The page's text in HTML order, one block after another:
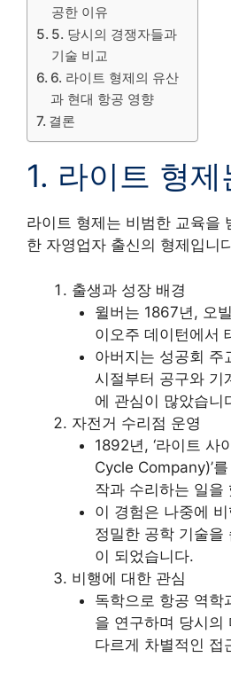
공한 이유
5. 당시의 경쟁자들과
기술 비교
6. 라이트 형제의 유산
과 현대 항공 영향
결론
1. 라이트 형제
라이트 형제는 비범한 교육을
한 자영업자 출신의 형제입니
출생과 성장 배경
윌버는 1867년, 오
이오주 데이턴에서
아버지는 성공회 주
시절부터 공구와 기
에 관심이 많았습니
자전거 수리점 운영
1892년, ‘라이트 사
Cycle Company)’
작과 수리하는 일을
이 경험은 나중에
정밀한 공학 기술을
이 되었습니다.
비행에 대한 관심
독학으로 항공 역학
을 연구하며 당시의
다르게 차별적인 접